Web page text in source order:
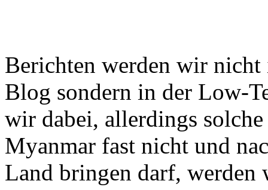
Berichten werden wir
Blog sondern in der Low-
wir dabei, allerdings
Myanmar fast nicht und
Land bringen darf,